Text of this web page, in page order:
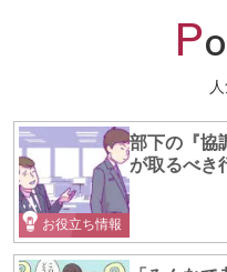
P
お役立ち情報
部下の『協
が取るべき